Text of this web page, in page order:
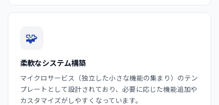
🧩
柔軟なシステム構築
マイクロサービス（独立した小さな機能の集まり）のテン
プレートとして設計されており、必要に応じた機能追加や
カスタマイズがしやすくなっています。